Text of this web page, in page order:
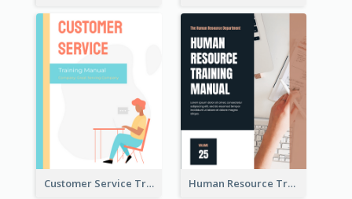
Customer Service Training Manual Human Resource Training Manual